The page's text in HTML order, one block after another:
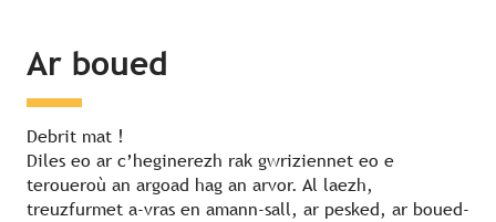
Ar boued
Debrit mat !
Diles eo ar c’heginerezh rak gwriziennet eo e
teroueroù an argoad hag an arvor. Al laezh,
treuzfurmet a-vras en amann-sall, ar pesked, ar boued-